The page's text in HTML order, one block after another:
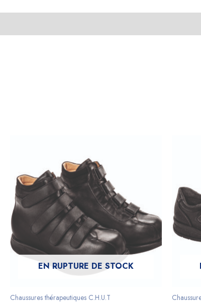
EN RUPTURE DE STOCK
Chaussures thérapeutiques C.H.U.T